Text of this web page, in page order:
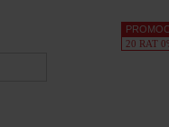
20 RAT